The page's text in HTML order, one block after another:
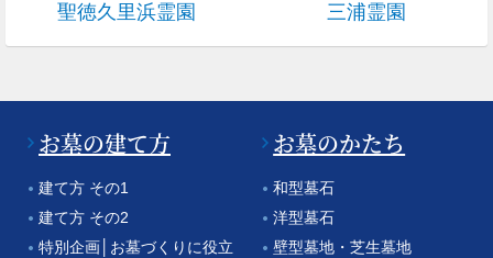
聖徳久里浜霊園 三浦霊園
お墓の建て方
建て方 その1
建て方 その2
特別企画│お墓づくりに役立
お墓のかたち
和型墓石
洋型墓石
壁型墓地・芝生墓地